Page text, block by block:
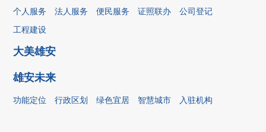
个人服务 法人服务 便民服务 证照联办
公司登记
工程建设
大美雄安
雄安未来
功能定位 行政区划 绿色宜居 智慧城市 入驻机构